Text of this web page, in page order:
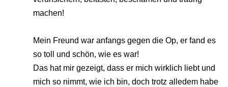
machen!
Mein Freund war anfangs gegen die Op, er fand es
so toll und schön, wie es war!
Das hat mir gezeigt, dass er mich wirklich liebt und
mich so nimmt, wie ich bin, doch trotz alledem habe